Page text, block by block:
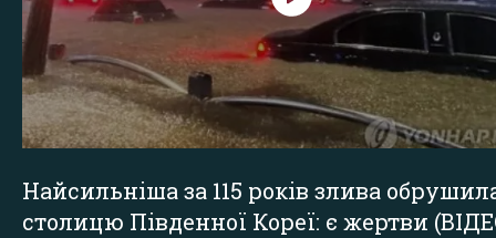
Найсильніша за 115 років злива
столицю Південної Кореї: є жертви